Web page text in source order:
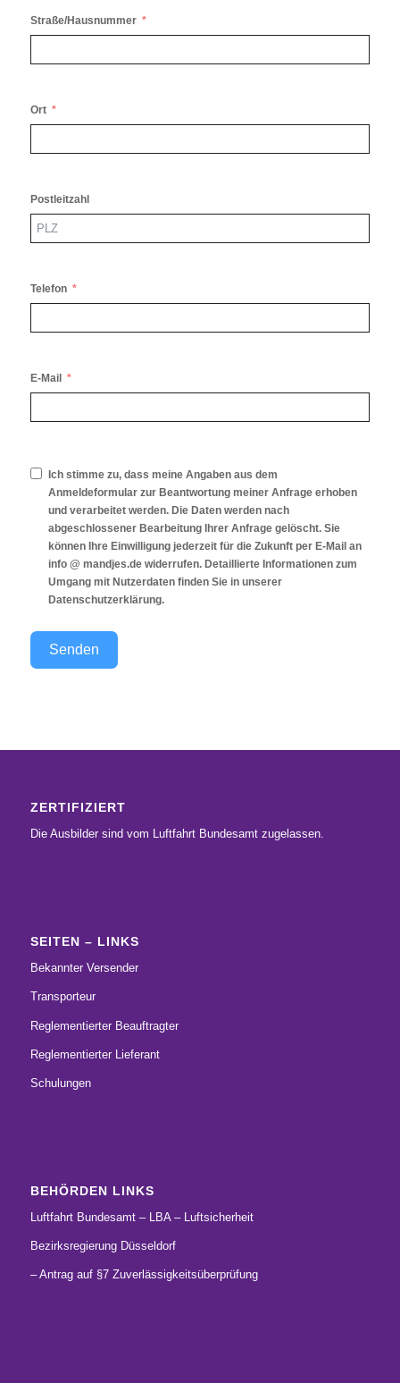
Straße/Hausnummer
Ort
Postleitzahl
Telefon
E-Mail
Ich stimme zu, dass meine Angaben aus dem
Anmeldeformular zur Beantwortung meiner Anfrage erhoben
und verarbeitet werden. Die Daten werden nach
abgeschlossener Bearbeitung Ihrer Anfrage gelöscht. Sie
können Ihre Einwilligung jederzeit für die Zukunft per E-Mail an
info @ mandjes.de widerrufen. Detaillierte Informationen zum
Umgang mit Nutzerdaten finden Sie in unserer
Datenschutzerklärung.
Senden
ZERTIFIZIERT
Die Ausbilder sind vom Luftfahrt Bundesamt zugelassen.
SEITEN – LINKS
Bekannter Versender
Transporteur
Reglementierter Beauftragter
Reglementierter Lieferant
Schulungen
BEHÖRDEN LINKS
Luftfahrt Bundesamt – LBA – Luftsicherheit
Bezirksregierung Düsseldorf
– Antrag auf §7 Zuverlässigkeitsüberprüfung